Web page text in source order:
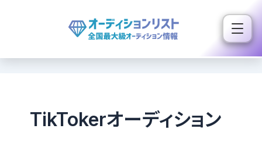
ス
TikTokerオーディション